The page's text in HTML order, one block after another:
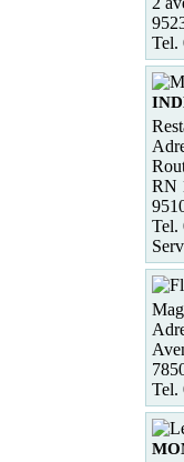
Tel.
RN
Tel.
Tel.